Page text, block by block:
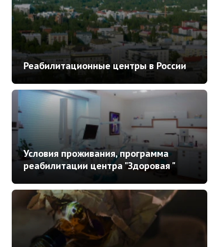
Реабилитационные центры в России
Условия проживания, программа
реабилитации центра "Здоровая "